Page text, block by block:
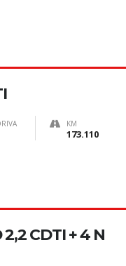
KM
173.110
CDTI + 4 N